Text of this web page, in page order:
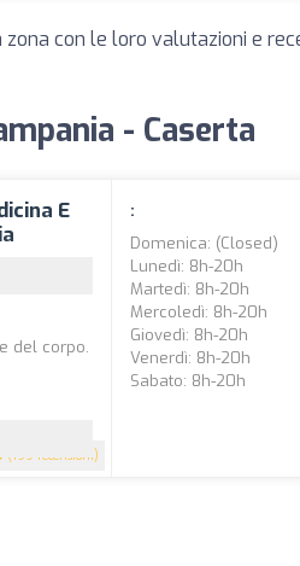
con le loro valutazioni e
- Caserta
E
(199 recensioni)
del corpo.
:
Domenica: (closed)
Lunedì: 8h-20h
Martedì: 8h-20h
Mercoledì: 8h-20h
Giovedì: 8h-20h
Venerdì: 8h-20h
Sabato: 8h-20h